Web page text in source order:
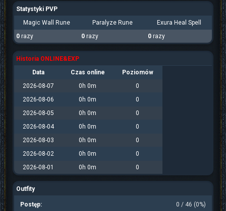
Statystyki PVP
Magic Wall Rune
Paralyze Rune
Exura Heal Spell
0 razy 0 razy 0 razy
Historia ONLINE&EXP
Data
Czas online
Poziomów
2026-08-07
0h 0m
0
2026-08-06
0h 0m
0
2026-08-05
0h 0m
0
2026-08-04
0h 0m
0
2026-08-03
0h 0m
0
2026-08-02
0h 0m
0
2026-08-01
0h 0m 0
Outfity
Postęp: 0 / 46 (0%)